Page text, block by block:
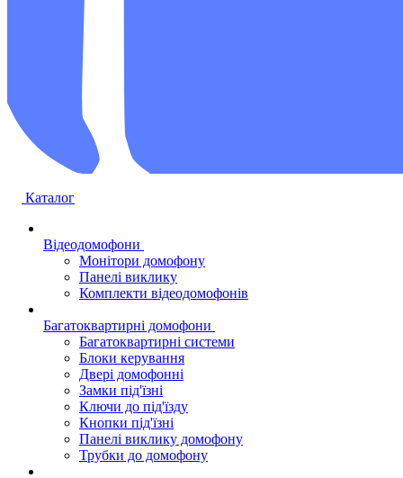
Каталог
Відеодомофони
Монітори домофону
Панелі виклику
Комплекти відеодомофонів
Багатоквартирні домофони
Багатоквартирні системи
Блоки керування
Двері домофонні
Замки під'їзні
Ключи до під'їзду
Кнопки під'їзні
Панелі виклику домофону
Трубки до домофону